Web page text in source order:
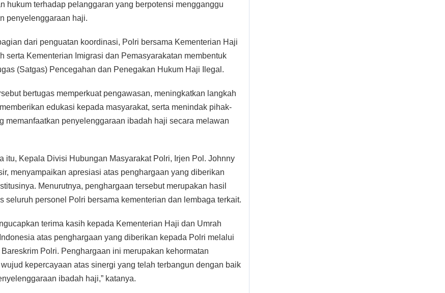
hukum terhadap pelanggaran yang berpotensi mengganggu
penyelenggaraan haji.
dari penguatan koordinasi, Polri bersama Kementerian Haji
serta Kementerian Imigrasi dan Pemasyarakatan membentuk
(Satgas) Pencegahan dan Penegakan Hukum Haji Ilegal.
bertugas memperkuat pengawasan, meningkatkan langkah
edukasi kepada masyarakat, serta menindak pihak-
memanfaatkan penyelenggaraan ibadah haji secara melawan
itu, Kepala Divisi Hubungan Masyarakat Polri, Irjen Pol. Johnny
menyampaikan apresiasi atas penghargaan yang diberikan
Menurutnya, penghargaan tersebut merupakan hasil
seluruh personel Polri bersama kementerian dan lembaga terkait.
terima kasih kepada Kementerian Haji dan Umrah
atas penghargaan yang diberikan kepada Polri melalui
Bareskrim Polri. Penghargaan ini merupakan kehormatan
kepercayaan atas sinergi yang telah terbangun dengan baik
ibadah haji,” katanya.